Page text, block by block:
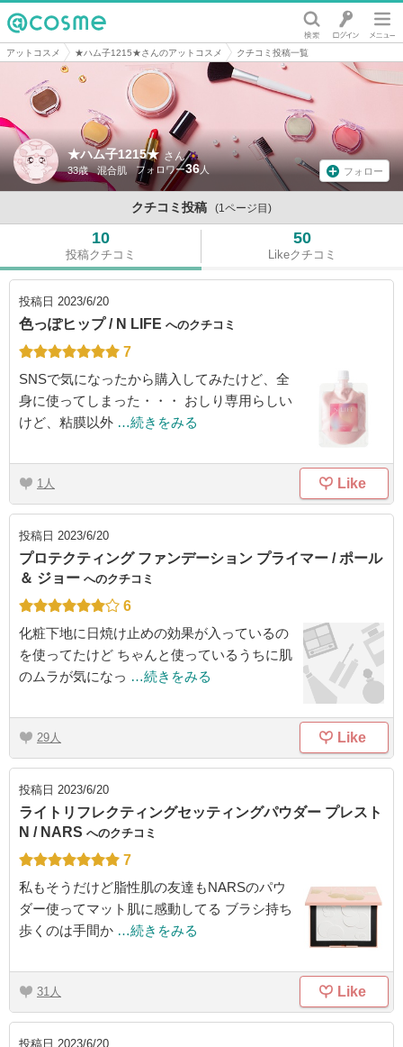
@cosme
アットコスメ ★ハム子1215★さんのアットコスメ クチコミ投稿一覧
★ハム子1215★ さん
33歳 混合肌 36 フォロー
クチコミ投稿 (1ページ目)
10
投稿クチコミ
50
Likeクチコミ
投稿日 2023/6/20
色っぽヒップ / N LIFE へのクチコミ
7
SNSで気になったから購入してみたけど、全
身に使ってしまった・・・ おしり専用らしい
けど、粘膜以外 …続きをみる
1 Like
投稿日 2023/6/20
プロテクティング ファンデーション プライマー / ポール
＆ ジョー へのクチコミ
6
化粧下地に日焼け止めの効果が入っているの
を使ってたけど ちゃんと使っているうちに肌
のムラが気になっ …続きをみる
29 Like
投稿日 2023/6/20
ライトリフレクティングセッティングパウダー プレスト
N / NARS へのクチコミ
7
私もそうだけど脂性肌の友達もNARSのパウ
ダー使ってマット肌に感動してる ブラシ持ち
歩くのは手間か …続きをみる
31 Like
投稿日 2023/6/20